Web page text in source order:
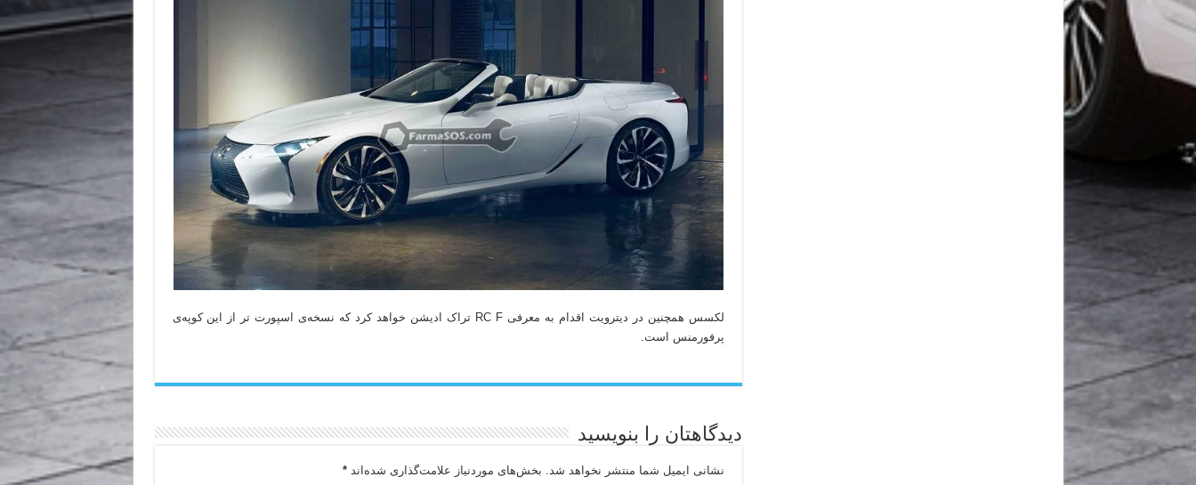
لکسس همچنین در دیترویت اقدام به معرفی RC F تراک ادیشن خواهد کرد که نسخه‌ی اسپورت تر از این کوپه‌ی
پرفورمنس است.
دیدگاهتان را بنویسید
نشانی ایمیل شما منتشر نخواهد شد. بخش‌های موردنیاز علامت‌گذاری شده‌اند*